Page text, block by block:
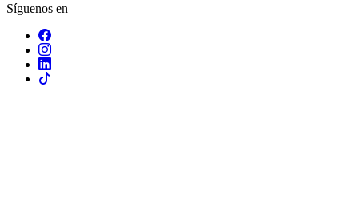
Síguenos en